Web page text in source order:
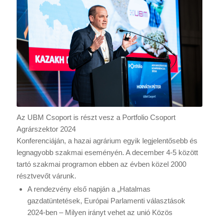
Az UBM Csoport is részt vesz a Portfolio Csoport
Agrárszektor 2024
Konferenciáján, a hazai agrárium egyik legjelentősebb és
legnagyobb szakmai eseményén. A december 4-5 között
tartó szakmai programon ebben az évben közel 2000
résztvevőt várunk.
A rendezvény első napján a „Hatalmas
gazdatüntetések, Európai Parlamenti választások
2024-ben – Milyen irányt vehet az unió Közös